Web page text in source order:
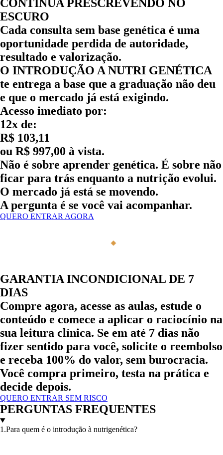
CONTINUA PRESCREVENDO NO
ESCURO
Cada consulta sem base genética é uma
oportunidade perdida de autoridade,
resultado e valorização.
O INTRODUÇÃO A NUTRI GENÉTICA
te entrega a base que a graduação não deu
e que o mercado já está exigindo.
Acesso imediato por:
12x de:
R$ 103,11
ou R$ 997,00 à vista.
Não é sobre aprender genética. É sobre não
ficar para trás enquanto a nutrição evolui.
O mercado já está se movendo.
A pergunta é se você vai acompanhar.
QUERO ENTRAR AGORA
◆DRA. SANDRA
GARANTIA INCONDICIONAL DE 7
DIAS
Compre agora, acesse as aulas, estude o
conteúdo e comece a aplicar o raciocínio na
sua leitura clínica. Se em até 7 dias não
fizer sentido para você, solicite o reembolso
e receba 100% do valor, sem burocracia.
Você compra primeiro, testa na prática e
decide depois.
QUERO ENTRAR SEM RISCO
PERGUNTAS FREQUENTES
1.Para quem é o introdução à nutrigenética?